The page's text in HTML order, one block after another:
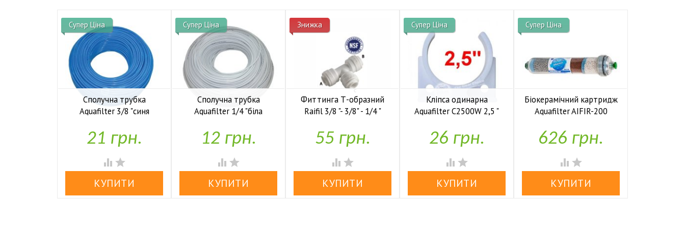
Супер Ціна
Сполучна трубка
Aquafilter 3/8 "синя
 У наявності
21 грн.
 
Супер Ціна
Сполучна трубка
Aquafilter 1/4 "біла
У наявності
12 грн.
 
Знижка
Фиттинга Т-образний
Raifil 3/8 "- 3/8" - 1/4 "
У наявності
55 грн.
 
Супер Ціна
Кліпса одинарна
Aquafilter C2500W 2,5 "
У наявності
26 грн.
 
Супер Ціна
Біокерамічний картридж
Aquafilter AIFIR-200
У наявності
626 грн.
 